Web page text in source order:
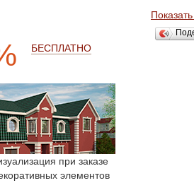
БЕСПЛАТНО
при заказе
элементов